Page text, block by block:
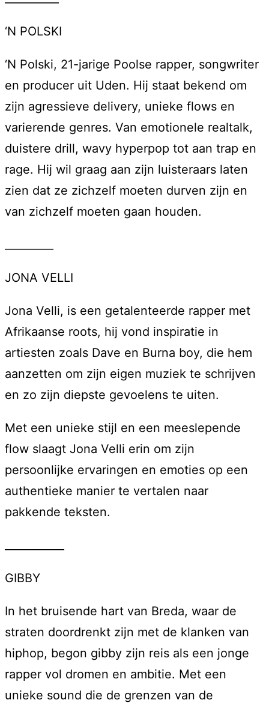
‘N POLSKI
‘N Polski, 21-jarige Poolse rapper, songwriter
en producer uit Uden. Hij staat bekend om
zijn agressieve delivery, unieke flows en
varierende genres. Van emotionele realtalk,
duistere drill, wavy hyperpop tot aan trap en
rage. Hij wil graag aan zijn luisteraars laten
zien dat ze zichzelf moeten durven zijn en
van zichzelf moeten gaan houden.
JONA VELLI
Jona Velli, is een getalenteerde rapper met
Afrikaanse roots, hij vond inspiratie in
artiesten zoals Dave en Burna boy, die hem
aanzetten om zijn eigen muziek te schrijven
en zo zijn diepste gevoelens te uiten.
Met een unieke stijl en een meeslepende
flow slaagt Jona Velli erin om zijn
persoonlijke ervaringen en emoties op een
authentieke manier te vertalen naar
pakkende teksten.
GIBBY
In het bruisende hart van Breda, waar de
straten doordrenkt zijn met de klanken van
hiphop, begon gibby zijn reis als een jonge
rapper vol dromen en ambitie. Met een
unieke sound die de grenzen van de